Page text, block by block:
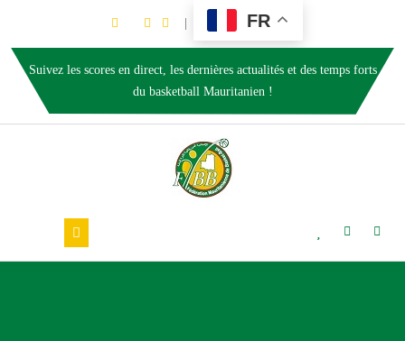
FR
Suivez les scores en direct, les dernières actualités et des temps forts
du basketball Mauritanien !